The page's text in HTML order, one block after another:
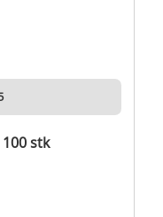
stk